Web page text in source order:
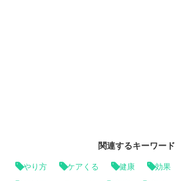
関連するキーワード
やり方 ケアくる 健康 効果